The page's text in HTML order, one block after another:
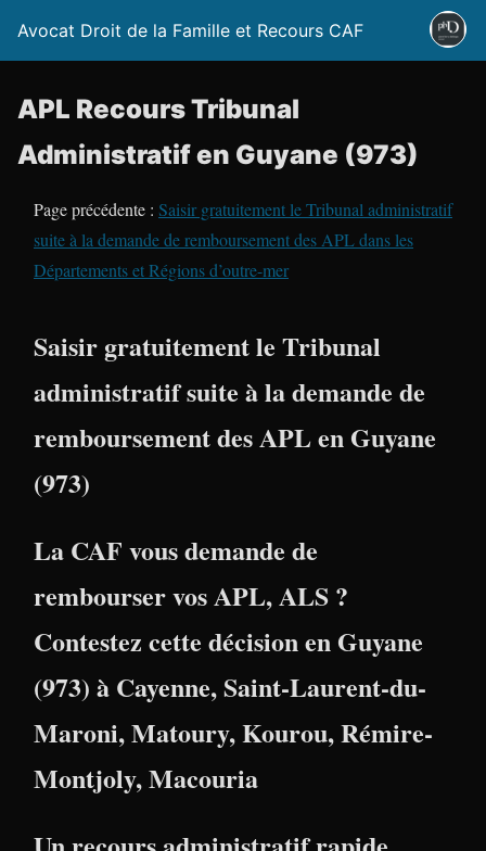
Avocat Droit de la Famille et Recours CAF
APL Recours Tribunal
Administratif en Guyane (973)
Page précédente : Saisir gratuitement le Tribunal administratif
suite à la demande de remboursement des APL dans les
Départements et Régions d’outre-mer
Saisir gratuitement le Tribunal
administratif suite à la demande de
remboursement des APL en Guyane
(973)
La CAF vous demande de
rembourser vos APL, ALS ?
Contestez cette décision en Guyane
(973) à Cayenne,Saint-Laurent-du-
Maroni,Matoury,Kourou,Rémire-
Montjoly,Macouria